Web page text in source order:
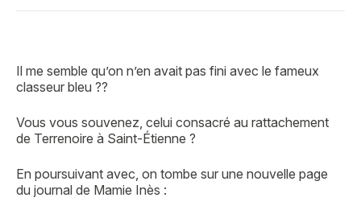
Il me semble qu’on n’en avait pas fini avec le fameux
classeur bleu ??
Vous vous souvenez, celui consacré au rattachement
de Terrenoire à Saint-Étienne ?
En poursuivant avec, on tombe sur une nouvelle page
du journal de Mamie Inès :